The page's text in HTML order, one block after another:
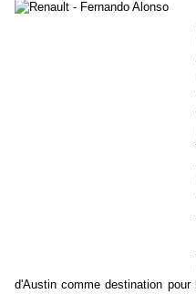
d'Austin comme destination